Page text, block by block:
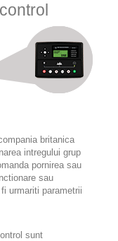
britanica
intregului grup
pornirea sau
sau
urmariti parametrii
sunt